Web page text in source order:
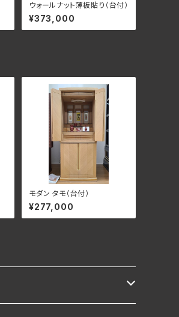
ウォールナット薄板貼り（台付）
¥373,000
モダン タモ（台付）
¥277,000